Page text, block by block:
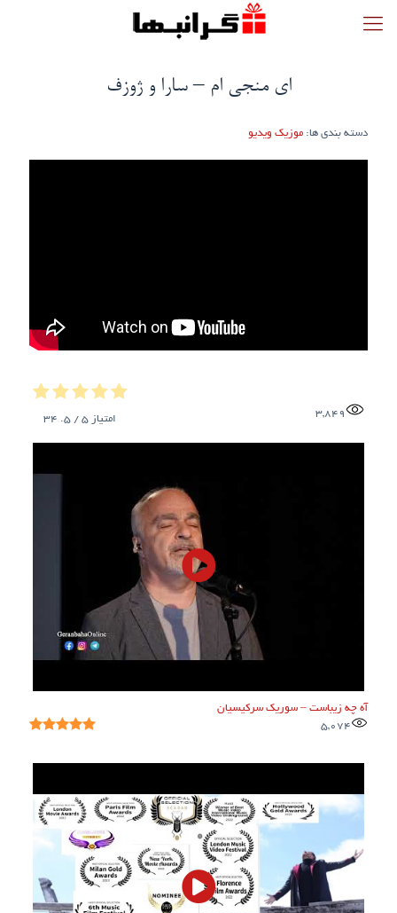
ای منجی ام – سارا و ژوزف
دسته بندی ها: موزیک ویدیو
3,849 امتیاز 5
/ 5.
34
آه چه زیباست – سوریک سرکیسیان
5,074